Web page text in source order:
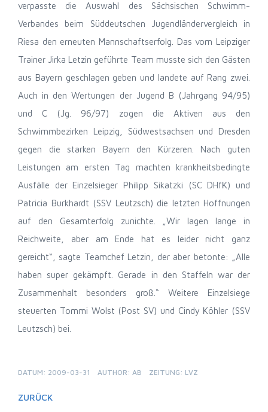
verpasste die Auswahl des Sächsischen Schwimm-
Verbandes beim Süddeutschen Jugendländervergleich in
Riesa den erneuten Mannschaftserfolg. Das vom Leipziger
Trainer Jirka Letzin geführte Team musste sich den Gästen
aus Bayern geschlagen geben und landete auf Rang zwei.
Auch in den Wertungen der Jugend B (Jahrgang 94/95)
und C (Jg. 96/97) zogen die Aktiven aus den
Schwimmbezirken Leipzig, Südwestsachsen und Dresden
gegen die starken Bayern den Kürzeren. Nach guten
Leistungen am ersten Tag machten krankheitsbedingte
Ausfälle der Einzelsieger Philipp Sikatzki (SC DHfK) und
Patricia Burkhardt (SSV Leutzsch) die letzten Hoffnungen
auf den Gesamterfolg zunichte. „Wir lagen lange in
Reichweite, aber am Ende hat es leider nicht ganz
gereicht“, sagte Teamchef Letzin, der aber betonte: „Alle
haben super gekämpft. Gerade in den Staffeln war der
Zusammenhalt besonders groß.“ Weitere Einzelsiege
steuerten Tommi Wolst (Post SV) und Cindy Köhler (SSV
Leutzsch) bei.
DATUM: 2009-03-31 AUTHOR: AB ZEITUNG: LVZ
ZURÜCK